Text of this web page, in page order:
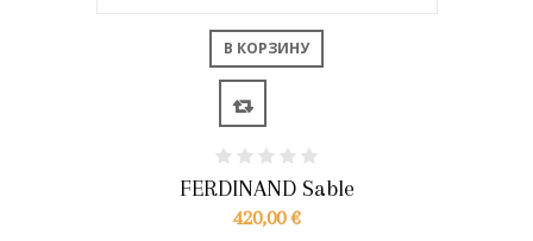
В КОРЗИНУ
FERDINAND Sable
420,00 €